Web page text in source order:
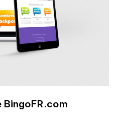
BingoFR.com